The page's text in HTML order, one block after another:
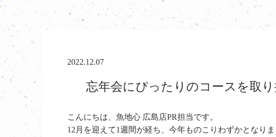
2022.12.07
忘年会にぴったりのコースを取
こんにちは、魚地心 広島店PR担当です。
12月を迎えて1週間が経ち、今年ものこりわずかとなり